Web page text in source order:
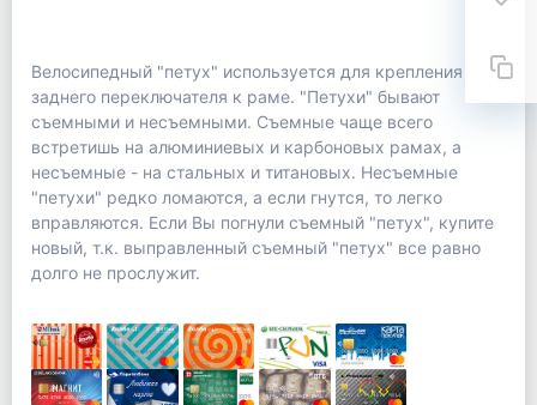
Велосипедный "петух" используется для крепления
заднего переключателя к раме. "Петухи" бывают
съемными и несъемными. Съемные чаще всего
встретишь на алюминиевых и карбоновых рамах, а
несъемные - на стальных и титановых. Несъемные
"петухи" редко ломаются, а если гнутся, то легко
вправляются. Если Вы погнули съемный "петух", купите
новый, т.к. выправленный съемный "петух" все равно
долго не прослужит.